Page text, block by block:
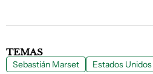
TEMAS
Sebastián Marset Estados Unidos